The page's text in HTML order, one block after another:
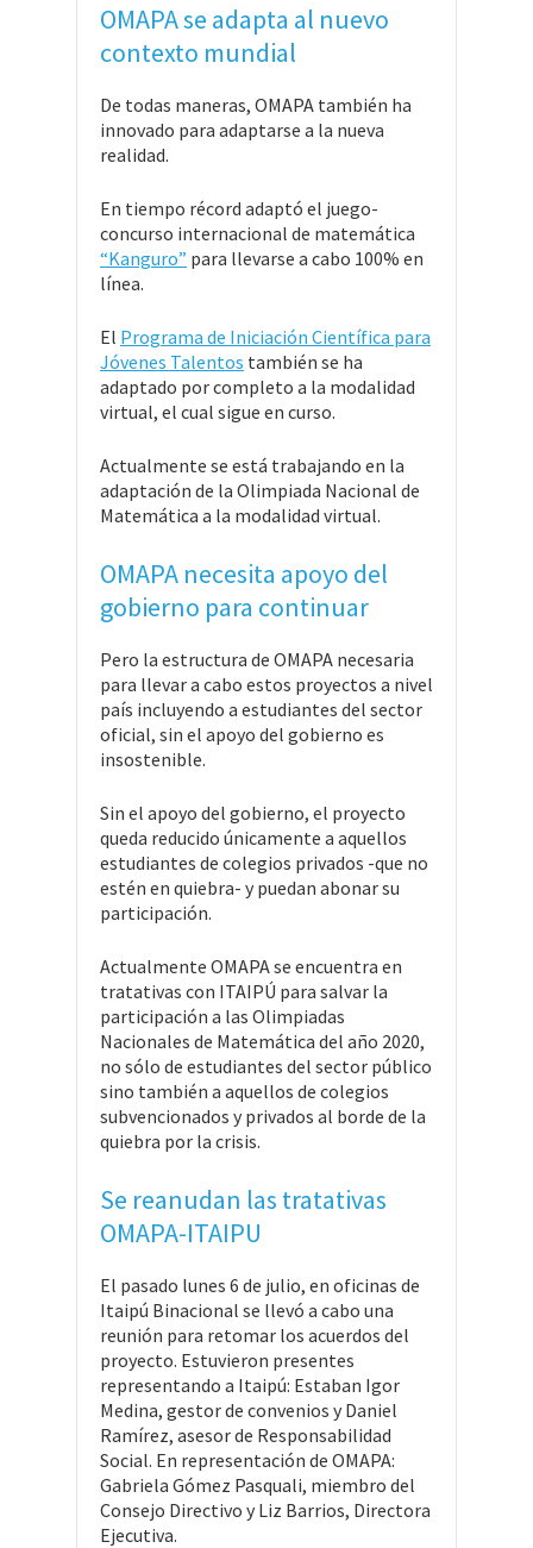
OMAPA se adapta al nuevo
contexto mundial
De todas maneras, OMAPA también ha
innovado para adaptarse a la nueva
realidad.
En tiempo récord adaptó el juego-
concurso internacional de matemática
“Kanguro” para llevarse a cabo 100% en
línea.
El Programa de Iniciación Científica para
Jóvenes Talentos también se ha
adaptado por completo a la modalidad
virtual, el cual sigue en curso.
Actualmente se está trabajando en la
adaptación de la Olimpiada Nacional de
Matemática a la modalidad virtual.
OMAPA necesita apoyo del
gobierno para continuar
Pero la estructura de OMAPA necesaria
para llevar a cabo estos proyectos a nivel
país incluyendo a estudiantes del sector
oficial, sin el apoyo del gobierno es
insostenible.
Sin el apoyo del gobierno, el proyecto
queda reducido únicamente a aquellos
estudiantes de colegios privados -que no
estén en quiebra- y puedan abonar su
participación.
Actualmente OMAPA se encuentra en
tratativas con ITAIPÚ para salvar la
participación a las Olimpiadas
Nacionales de Matemática del año 2020,
no sólo de estudiantes del sector público
sino también a aquellos de colegios
subvencionados y privados al borde de la
quiebra por la crisis.
Se reanudan las tratativas
OMAPA-ITAIPU
El pasado lunes 6 de julio, en oficinas de
Itaipú Binacional se llevó a cabo una
reunión para retomar los acuerdos del
proyecto. Estuvieron presentes
representando a Itaipú: Estaban Igor
Medina, gestor de convenios y Daniel
Ramírez, asesor de Responsabilidad
Social. En representación de OMAPA:
Gabriela Gómez Pasquali, miembro del
Consejo Directivo y Liz Barrios, Directora
Ejecutiva.